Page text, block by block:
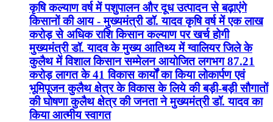
कृषि कल्याण वर्ष में पशुपालन और दूध उत्पादन से बढ़ाएंगे
किसानों की आय - मुख्यमंत्री डॉ. यादव कृषि वर्ष में एक लाख
करोड़ से अधिक राशि किसान कल्याण पर खर्च होगी
मुख्यमंत्री डॉ. यादव के मुख्य आतिथ्य में ग्वालियर जिले के
कुलैथ में विशाल किसान सम्मेलन आयोजित लगभग 87.21
करोड़ लागत के 41 विकास कार्यों का किया लोकार्पण एवं
भूमिपूजन कुलैथ क्षेत्र के विकास के लिये की बड़ी-बड़ी सौगातों
की घोषणा कुलैथ क्षेत्र की जनता ने मुख्यमंत्री डॉ. यादव का
किया आत्मीय स्वागत